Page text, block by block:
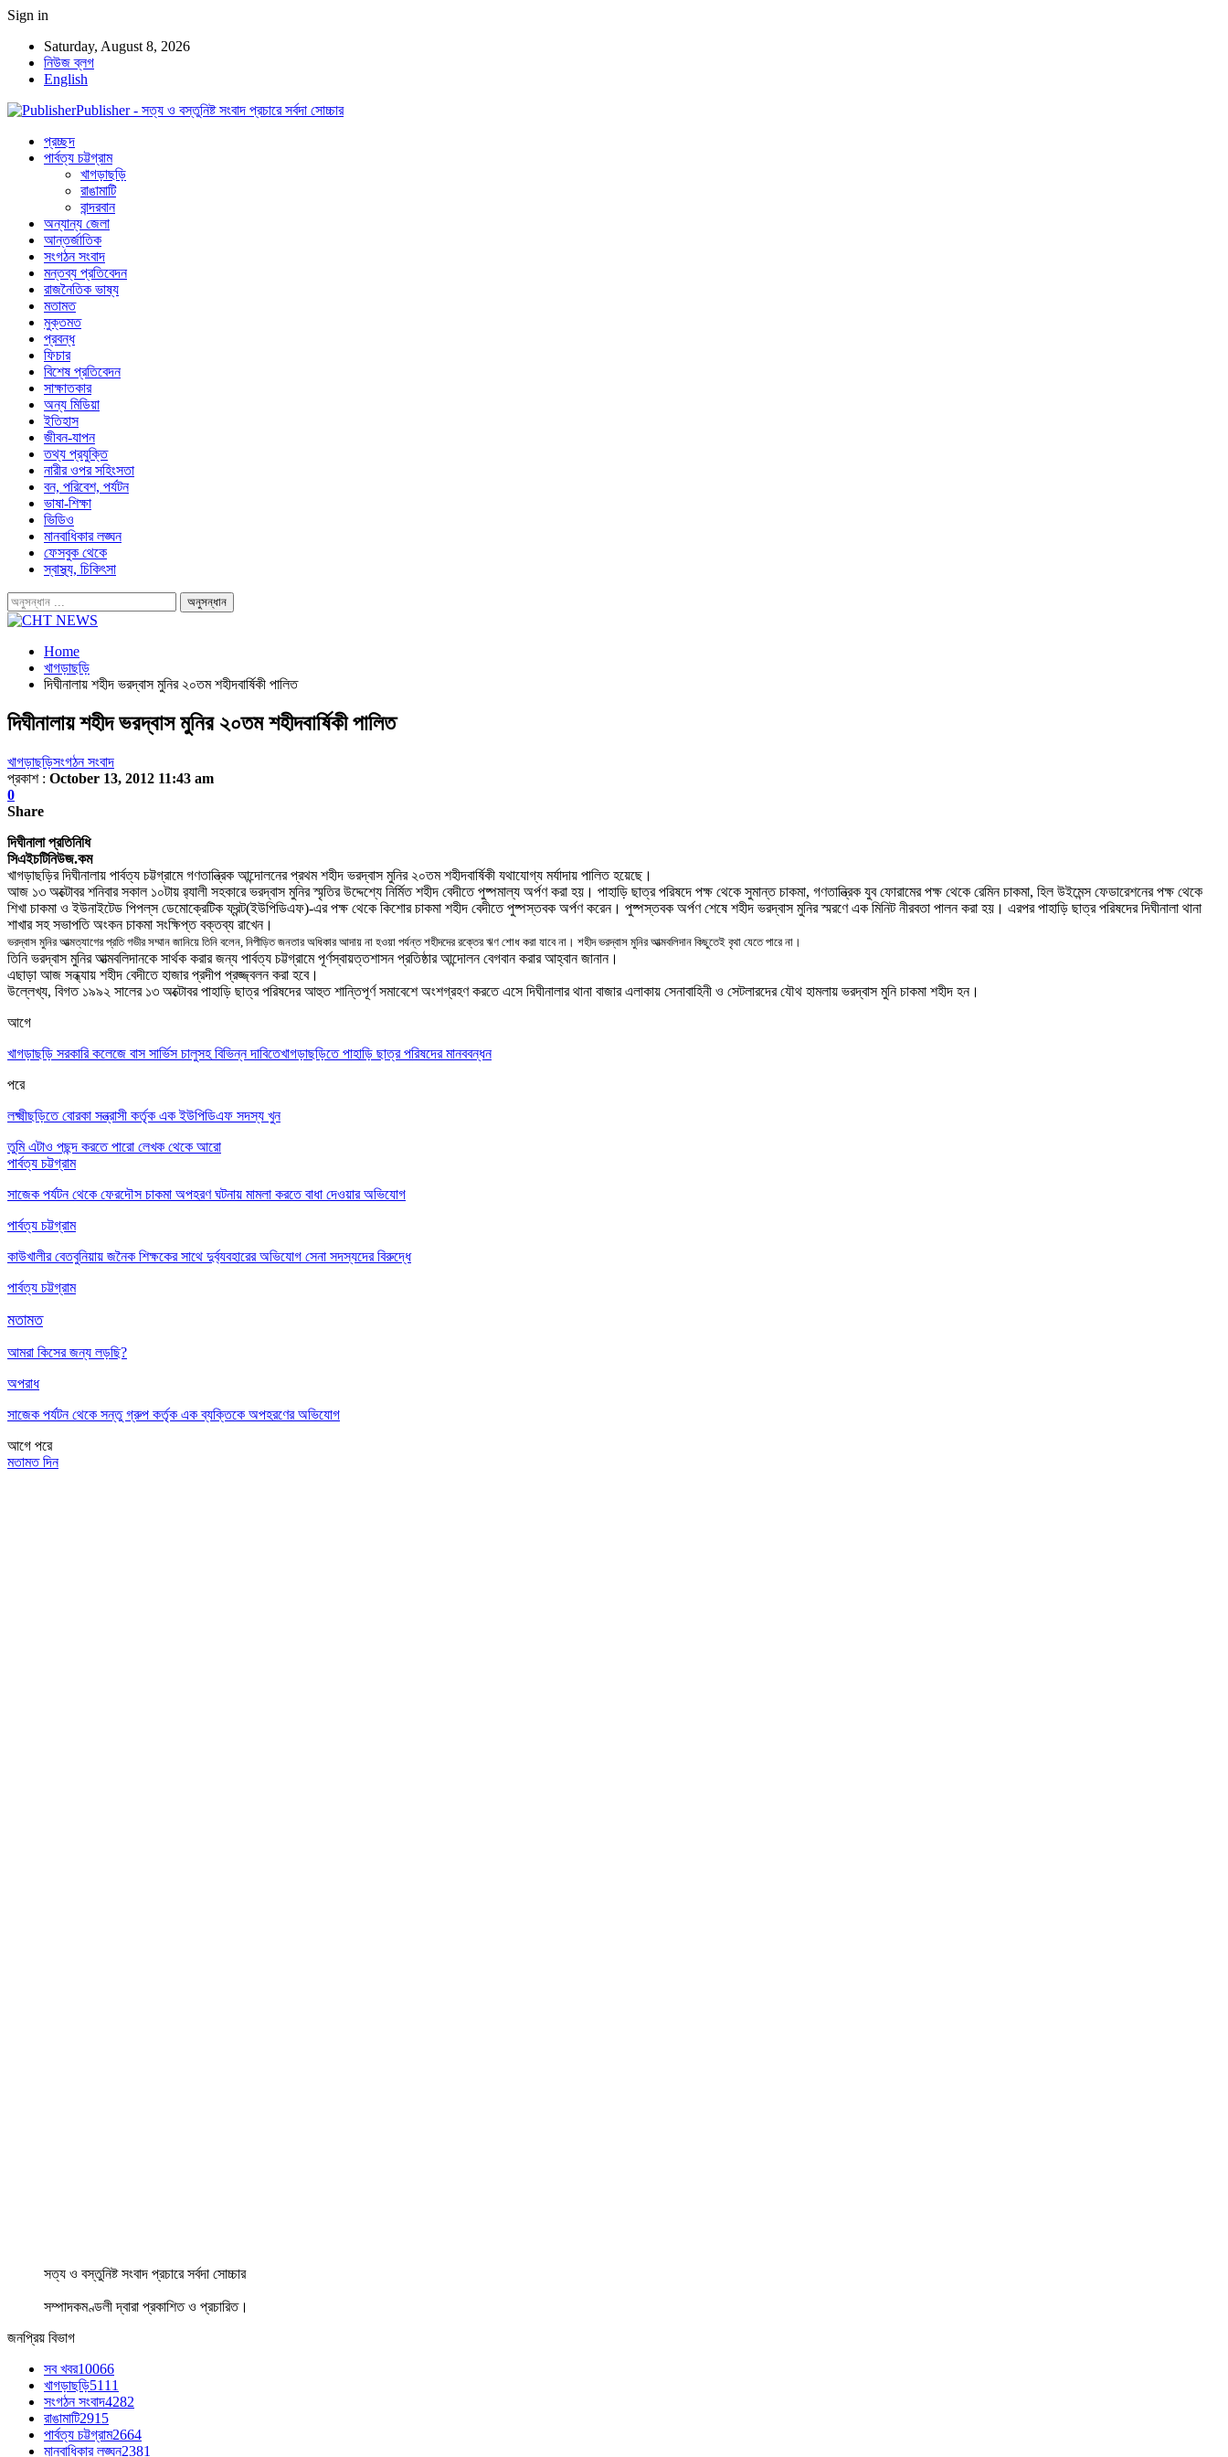
Sign in
Saturday, August 8, 2026
নিউজ ব্লগ
English
Publisher - সত্য ও বস্তুনিষ্ট সংবাদ প্রচারে সর্বদা সোচ্চার
প্রচ্ছদ
পার্বত্য চট্টগ্রাম
খাগড়াছড়ি
রাঙামাটি
বান্দরবান
অন্যান্য জেলা
আন্তর্জাতিক
সংগঠন সংবাদ
মন্তব্য প্রতিবেদন
রাজনৈতিক ভাষ্য
মতামত
মুক্তমত
প্রবন্ধ
ফিচার
বিশেষ প্রতিবেদন
সাক্ষাতকার
অন্য মিডিয়া
ইতিহাস
জীবন-যাপন
তথ্য প্রযুক্তি
নারীর ওপর সহিংসতা
বন, পরিবেশ, পর্যটন
ভাষা-শিক্ষা
ভিডিও
মানবাধিকার লঙ্ঘন
ফেসবুক থেকে
স্বাস্থ্য, চিকিৎসা
Home
খাগড়াছড়ি
দিঘীনালায় শহীদ ভরদ্বাস মুনির ২০তম শহীদবার্ষিকী পালিত
দিঘীনালায় শহীদ ভরদ্বাস মুনির ২০তম শহীদবার্ষিকী পালিত
খাগড়াছড়িসংগঠন সংবাদ
প্রকাশ : October 13, 2012 11:43 am
0
Share
দিঘীনালা প্রতিনিধি
সিএইচটিনিউজ.কম
খাগড়াছড়ির দিঘীনালায় পার্বত্য চট্টগ্রামে গণতান্ত্রিক আন্দোলনের প্রথম শহীদ ভরদ্বাস মুনির ২০তম শহীদবার্ষিকী যথাযোগ্য মর্যাদায় পালিত হয়েছে।
আজ ১৩ অক্টোবর শনিবার সকাল ১০টায় র‌্যালী সহকারে ভরদ্বাস মুনির স্মৃতির উদ্দেশ্যে নির্মিত শহীদ বেদীতে পুষ্পমাল্য অর্পণ করা হয় । পাহাড়ি ছাত্র পরিষদে পক্ষ থেকে সুমান্ত চাকমা, গণতান্ত্রিক যুব ফোরামের পক্ষ থেকে রেমিন চাকমা, হিল উইমেন্স ফেডারেশনের পক্ষ থেকে
শিখা চাকমা ও ইউনাইটেড পিপল্‌স ডেমোক্রেটিক ফ্রন্ট(ইউপিডিএফ)-এর পক্ষ থেকে কিশোর চাকমা শহীদ বেদীতে পুষ্পস্তবক অর্পণ করেন। পুষ্পস্তবক অর্পণ শেষে শহীদ ভরদ্বাস মুনির স্মরণে এক মিনিট নীরবতা পালন করা হয় । এরপর পাহাড়ি ছাত্র পরিষদের দিঘীনালা থানা
শাখার সহ সভাপতি অংকন চাকমা সংক্ষিপ্ত বক্তব্য রাখেন।
ভরদ্বাস মুনির আত্মত্যাগের প্রতি গভীর সম্মান জানিয়ে তিনি বলেন নিপীড়িত জনতার অধিকার আদায় না হওয়া পর্যন্ত শহীদদের রক্তের ঋণ শোধ করা যাবে না । শহীদ ভরদ্বাস মুনির আত্মবলিদান কিছুতেই বৃথা যেতে পারে না ।
তিনি ভরদ্বাস মুনির আত্মবলিদানকে সার্থক করার জন্য পার্বত্য চট্টগ্রামে পূর্ণস্বায়ত্তশাসন প্রতিষ্ঠার আন্দোলন বেগবান করার আহ্বান জানান।
এছাড়া আজ সন্ধ্যায় শহীদ বেদীতে হাজার প্রদীপ প্রজ্জ্বলন করা হবে।
উল্লেখ্য, বিগত ১৯৯২ সালের ১৩ অক্টোবর পাহাড়ি ছাত্র পরিষদের আহুত শান্তিপূর্ণ সমাবেশে অংশগ্রহণ করতে এসে দিঘীনালার থানা বাজার এলাকায় সেনাবাহিনী ও সেটলারদের যৌথ হামলায় ভরদ্বাস মুনি চাকমা শহীদ হন।
আগে
খাগড়াছড়ি সরকারি কলেজে বাস সার্ভিস চালুসহ বিভিন্ন দাবিতেখাগড়াছড়িতে পাহাড়ি ছাত্র পরিষদের মানববন্ধন
পরে
লক্ষ্মীছড়িতে বোরকা সন্ত্রাসী কর্তৃক এক ইউপিডিএফ সদস্য খুন
তুমি এটাও পছন্দ করতে পারো লেখক থেকে আরো
পার্বত্য চট্টগ্রাম
সাজেক পর্যটন থেকে ফেরদৌস চাকমা অপহরণ ঘটনায় মামলা করতে বাধা দেওয়ার অভিযোগ
পার্বত্য চট্টগ্রাম
কাউখালীর বেতবুনিয়ায় জনৈক শিক্ষকের সাথে দুর্ব্যবহারের অভিযোগ সেনা সদস্যদের বিরুদ্ধে
পার্বত্য চট্টগ্রাম
মতামত
আমরা কিসের জন্য লড়ছি?
অপরাধ
সাজেক পর্যটন থেকে সন্তু গ্রুপ কর্তৃক এক ব্যক্তিকে অপহরণের অভিযোগ
আগে পরে
মতামত দিন
সত্য ও বস্তুনিষ্ট সংবাদ প্রচারে সর্বদা সোচ্চার
সম্পাদকমণ্ডলী দ্বারা প্রকাশিত ও প্রচারিত।
জনপ্রিয় বিভাগ
সব খবর10066
খাগড়াছড়ি5111
সংগঠন সংবাদ4282
রাঙামাটি2915
পার্বত্য চট্টগ্রাম2664
মানবাধিকার লঙ্ঘন2381